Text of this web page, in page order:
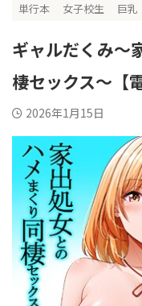
単行本
女子校生 巨乳
ギャルだくみ〜
棲セックス〜【
2026年1月15日